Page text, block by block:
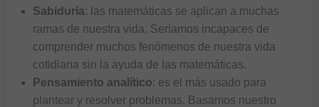
Sabiduría: las matemáticas se aplican a muchas
ramas de nuestra vida. Seríamos incapaces de
comprender muchos fenómenos de nuestra vida
cotidiana sin la ayuda de las matemáticas.
Pensamiento analítico: es el más usado para
plantear y resolver problemas. Basamos nuestro